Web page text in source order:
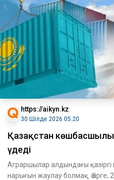
https://aikyn.kz
30 Шілде 2026 05:20
Қазақстан
үдеді
Аграршылар алдындағы
нарығын жаулау болмақ. Әзірге,